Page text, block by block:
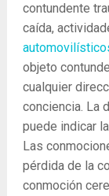
contundente
caída,
objeto
cualquier
conciencia. La
puede indicar
Las
pérdida de la
conmoción